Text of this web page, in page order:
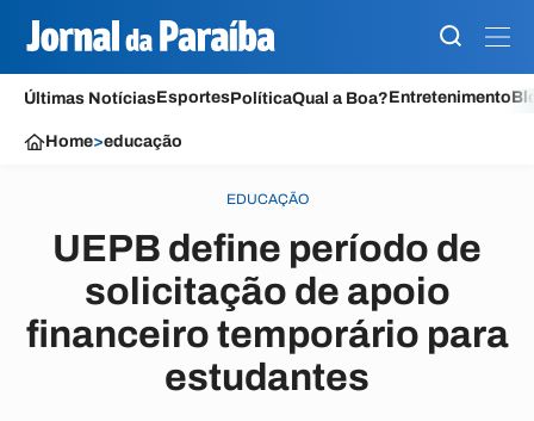
Últimas NotíciasEsportesPolíticaQual a Boa?Entretenimento
Home>educação
EDUCAÇÃO
UEPB define período de
solicitação de apoio
financeiro temporário para
estudantes